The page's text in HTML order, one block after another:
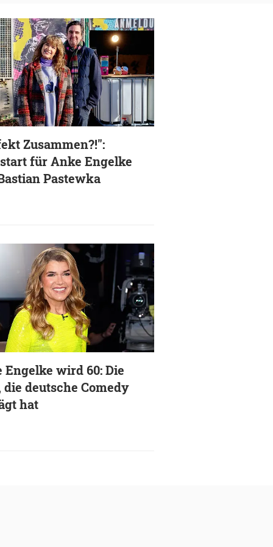
Zusammen?!":
für Anke Engelke
Pastewka
Engelke wird 60: Die
die deutsche Comedy
hat